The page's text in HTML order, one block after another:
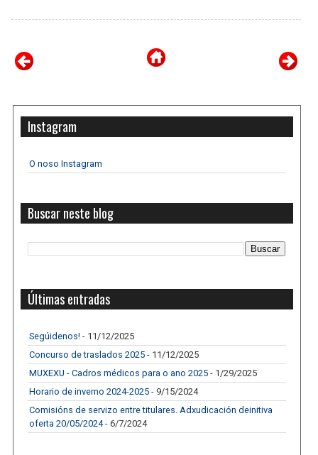
Instagram
O noso Instagram
Buscar neste blog
Últimas entradas
Segúidenos! - 11/12/2025
Concurso de traslados 2025 - 11/12/2025
MUXEXU - Cadros médicos para o ano 2025 - 1/29/2025
Horario de inverno 2024-2025 - 9/15/2024
Comisións de servizo entre titulares. Adxudicación deinitiva
oferta 20/05/2024- 6/7/2024